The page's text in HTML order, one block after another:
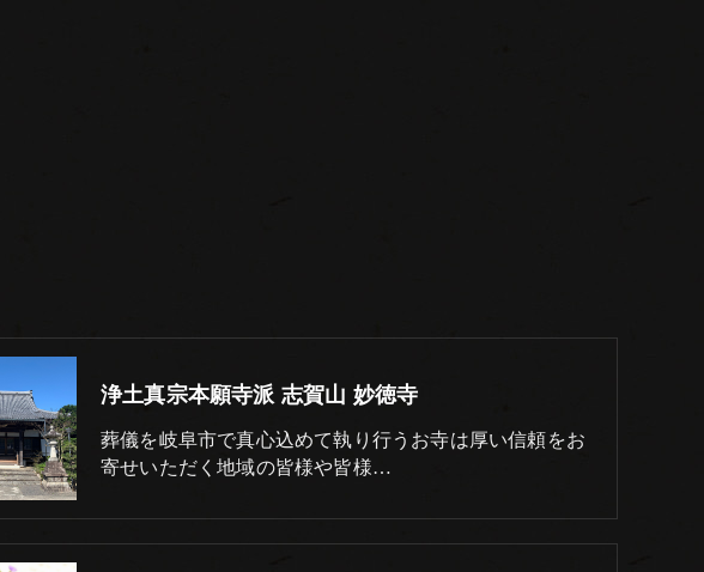
浄土真宗本願寺派 志賀山 妙徳寺
葬儀を岐阜市で真心込めて執り行うお寺は厚い信頼をお
寄せいただく地域の皆様や皆様…